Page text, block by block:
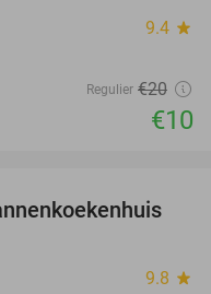
9.4 star
Regulier €20
€10
42%
9.8 star